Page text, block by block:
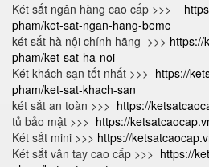
Két sắt ngân hàng cao cấp >>>
pham/ket-sat-ngan-hang-bemc
két sắt hà nội chính hãng >>> https://
pham/ket-sat-ha-noi
Két khách sạn tốt nhất >>> https://
pham/ket-sat-khach-san
két sắt an toàn >>> https://
tủ bảo mật >>> https://
Két sắt mini >>> https://
Két sắt vân tay cao cấp >>> https://